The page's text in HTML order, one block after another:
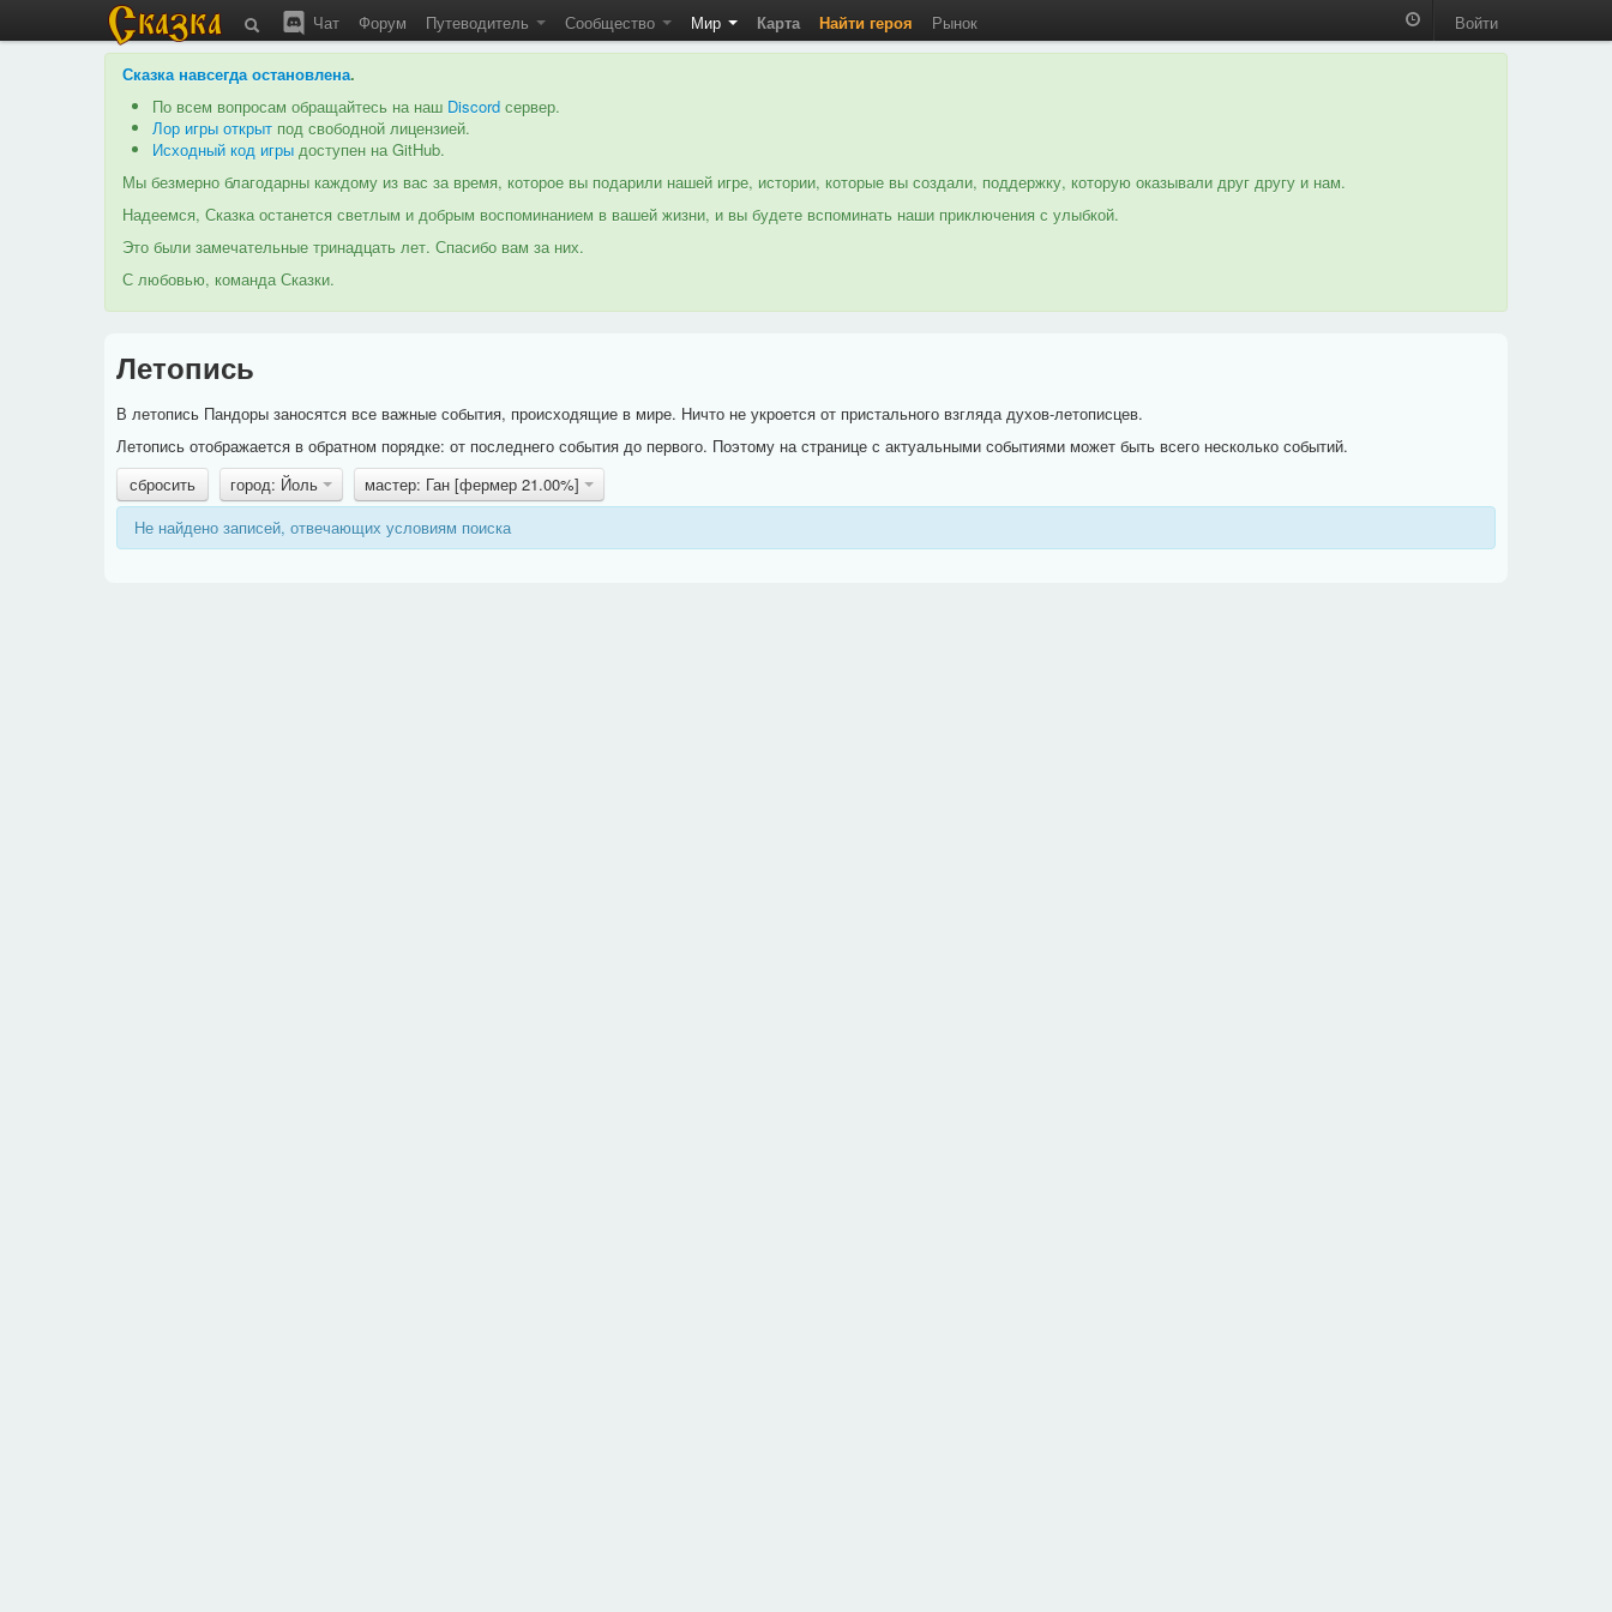
Чат Форум Путеводитель Сообщество Мир Карта Найти героя Рынок Войти
Сказка навсегда остановлена.
По всем вопросам обращайтесь на наш Discord сервер.
Лор игры открыт под свободной лицензией.
Исходный код игры доступен на GitHub.
Мы безмерно благодарны каждому из вас за время, которое вы подарили нашей игре, истории, которые вы создали, поддержку, которую оказывали друг другу и нам.
Надеемся, Сказка останется светлым и добрым воспоминанием в вашей жизни, и вы будете вспоминать наши приключения с улыбкой.
Это были замечательные тринадцать лет. Спасибо вам за них.
С любовью, команда Сказки.
Летопись
В летопись Пандоры заносятся все важные события, происходящие в мире. Ничто не укроется от пристального взгляда духов-летописцев.
Летопись отображается в обратном порядке: от последнего события до первого. Поэтому на странице с актуальными событиями может быть всего несколько событий.
сбросить
город: Йоль
мастер: Ган [фермер 21.00%]
Не найдено записей, отвечающих условиям поиска